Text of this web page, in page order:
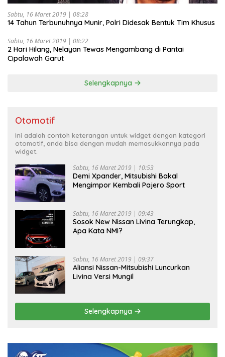
Sabtu, 16 Maret 2019 | 08:28
14 Tahun Terbunuhnya Munir, Polri Didesak Bentuk Tim Khusus
Sabtu, 16 Maret 2019 | 08:22
2 Hari Hilang, Nelayan Tewas Mengambang di Pantai
Cipalawah Garut
Selengkapnya
Otomotif
Ini adalah contoh keterangan untuk widget dengan kategori
otomotif, anda bisa dengan mudah memasukkannya pada
widget.
Sabtu, 16 Maret 2019 | 10:53
Demi Xpander, Mitsubishi Bakal
Mengimpor Kembali Pajero Sport
Sabtu, 16 Maret 2019 | 09:43
Sosok New Nissan Livina Terungkap,
Apa Kata NMI?
Sabtu, 16 Maret 2019 | 09:37
Aliansi Nissan-Mitsubishi Luncurkan
Livina Versi Mungil
Selengkapnya